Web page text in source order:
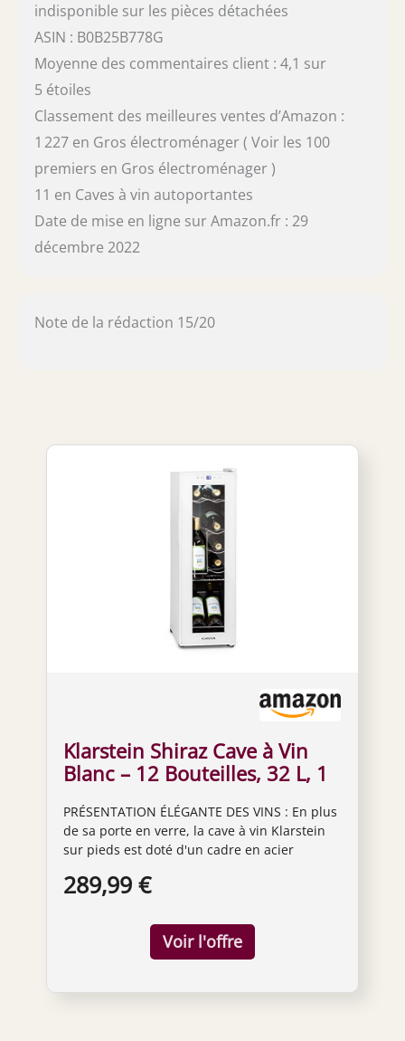
indisponible sur les pièces détachées
ASIN : B0B25B778G
Moyenne des commentaires client : 4,1 sur
5 étoiles
Classement des meilleures ventes d’Amazon :
1 227 en Gros électroménager ( Voir les 100
premiers en Gros électroménager )
11 en Caves à vin autoportantes
Date de mise en ligne sur Amazon.fr : 29
décembre 2022
Note de la rédaction 15/20
Klarstein Shiraz Cave à Vin
Blanc – 12 Bouteilles, 32 L, 1
Pose Libre, Porte Vitrée,
Silencieux, 5–18 °C, LED,
Cadre Inox
PRÉSENTATION ÉLÉGANTE DES VINS : En plus
de sa porte en verre, la cave à vin Klarstein
sur pieds est doté d'un cadre en acier
un espace pour la conservation du
PRÉSENTEZ VOTRE COLLECTION : Nos caves à
vin peuvent contenir jusqu'à 12 bouteilles sur
2 clayettes amovibles en métal tout en ayant
289,99 €